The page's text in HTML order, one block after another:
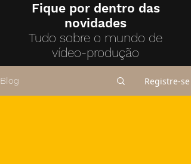
Fique por dentro das
novidades
Tudo sobre o mundo de
vídeo-produção
Blog Registre-se